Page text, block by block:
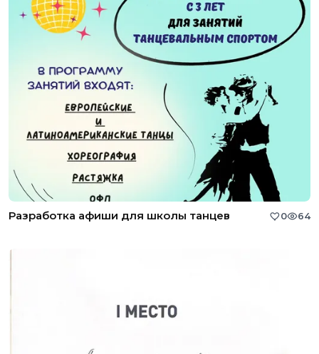
Разработка афиши для школы танцев 0 64